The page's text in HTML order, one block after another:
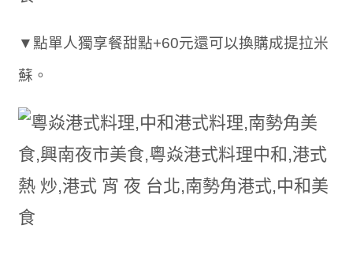
▼點單人獨享餐甜點+60元還可以換購成提拉米
蘇。